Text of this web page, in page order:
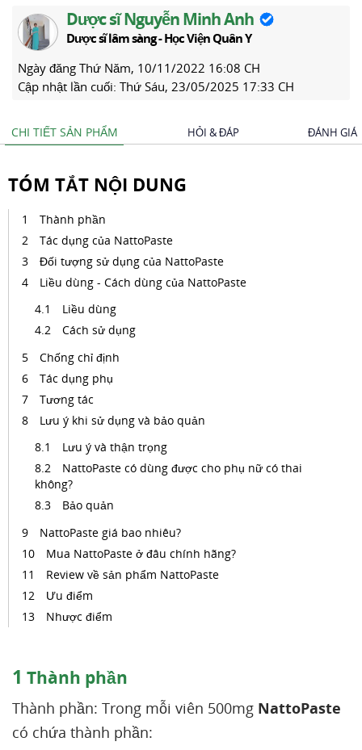
Dược sĩ Nguyễn Minh Anh
Dược sĩ lâm sàng - Học Viện Quân Y
Ngày đăng Thứ Năm, 10/11/2022 16:08 CH
Cập nhật lần cuối: Thứ Sáu, 23/05/2025 17:33 CH
CHI TIẾT SẢN PHẨM HỎI & ĐÁP ĐÁNH GIÁ
TÓM TẮT NỘI DUNG
Thành phần
Tác dụng của NattoPaste
Đối tượng sử dụng của NattoPaste
Liều dùng - Cách dùng của NattoPaste
Liều dùng
Cách sử dụng
Chống chỉ định
Tác dụng phụ
Tương tác
Lưu ý khi sử dụng và bảo quản
Lưu ý và thận trọng
NattoPaste có dùng được cho phụ nữ có thai
không?
Bảo quản
NattoPaste giá bao nhiêu?
Mua NattoPaste ở đâu chính hãng?
Review về sản phẩm NattoPaste
Ưu điểm
Nhược điểm
1 Thành phần
Thành phần: Trong mỗi viên 500mg NattoPaste
có chứa thành phần: